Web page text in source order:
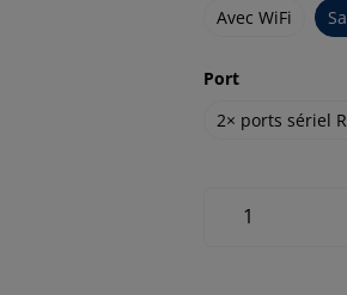
Avec WiFi
Port
2× ports sériel